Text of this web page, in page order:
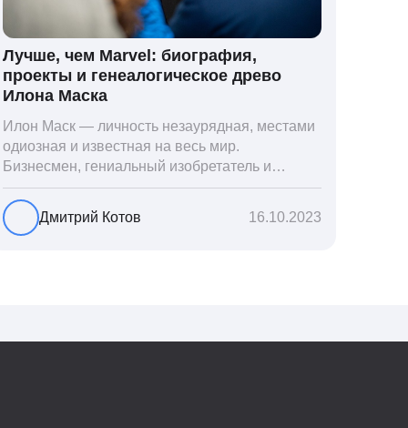
Лучше, чем Marvel: биография,
проекты и генеалогическое древо
Илона Маска
Илон Маск — личность незаурядная, местами
одиозная и известная на весь мир.
Бизнесмен, гениальный изобретатель и
миллиардер, живой прообраз экранного
Железного человека — настоящий супергерой
в реальной жизни, создающий электромобиль
Дмитрий Котов 16.10.2023